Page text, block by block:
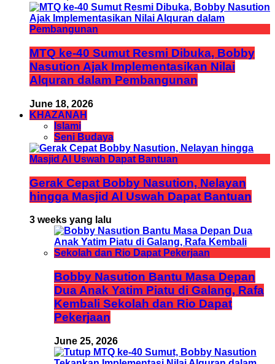
MTQ ke-40 Sumut Resmi Dibuka, Bobby
Nasution Ajak Implementasikan Nilai
Alquran dalam Pembangunan
June 18, 2026
KHAZANAH
Islami
Seni Budaya
Gerak Cepat Bobby Nasution, Nelayan
hingga Masjid Al Uswah Dapat Bantuan
3 weeks yang lalu
Bobby Nasution Bantu Masa Depan
Dua Anak Yatim Piatu di Galang, Rafa
Kembali Sekolah dan Rio Dapat
Pekerjaan
June 25, 2026